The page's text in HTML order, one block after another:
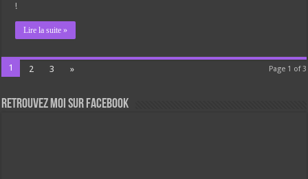
!
Lire la suite »
Page 1 of 3
1 2 3 »
Retrouvez moi sur Facebook